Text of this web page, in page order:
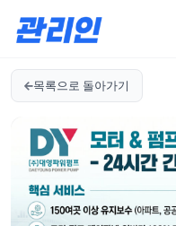
목록으로 돌아가기